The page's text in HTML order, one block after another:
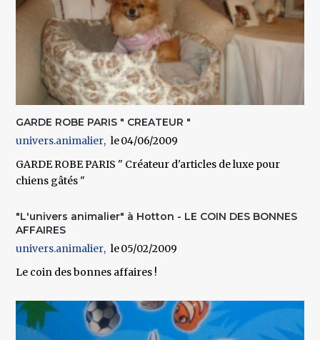
GARDE ROBE PARIS " CREATEUR "
univers.animalier
04/06/2009
GARDE ROBE PARIS " Créateur d'articles de luxe pour
chiens gâtés "
"L'univers animalier" à Hotton - LE COIN DES BONNES
AFFAIRES
univers.animalier
05/02/2009
Le coin des bonnes affaires !